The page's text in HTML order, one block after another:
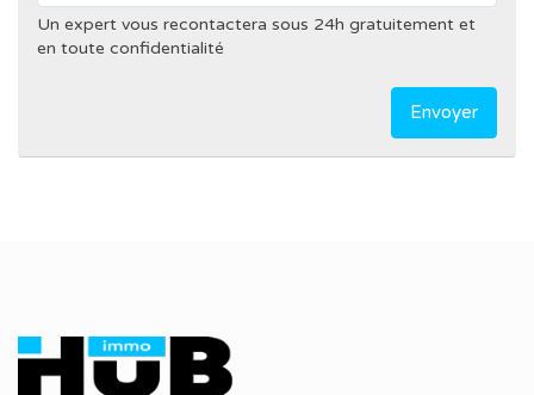
Un expert vous recontactera sous 24h gratuitement et
en toute confidentialité
Envoyer